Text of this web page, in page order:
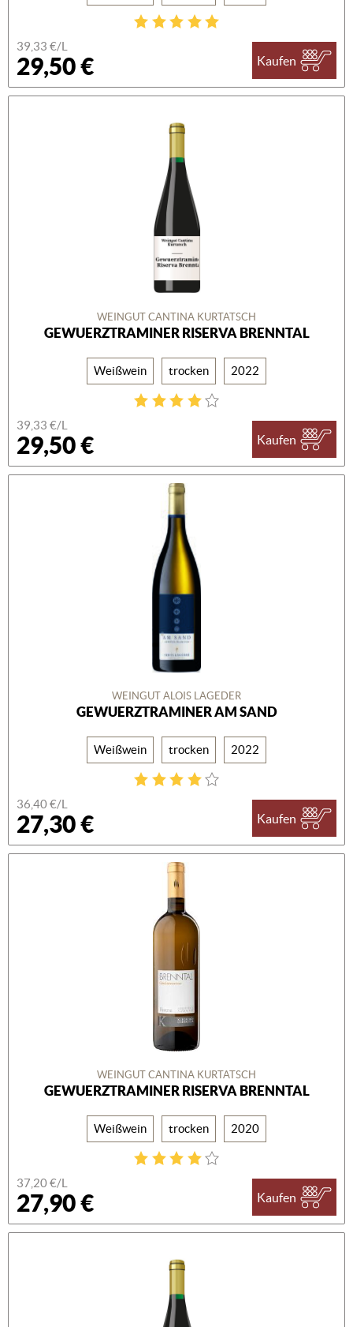
39,33 €/L
29,50 € Kaufen
WEINGUT CANTINA KURTATSCH
GEWUERZTRAMINER RISERVA BRENNTAL
Weißwein trocken 2022
39,33 €/L
29,50 € Kaufen
WEINGUT ALOIS LAGEDER
GEWUERZTRAMINER AM SAND
Weißwein trocken 2022
36,40 €/L
27,30 € Kaufen
WEINGUT CANTINA KURTATSCH
GEWUERZTRAMINER RISERVA BRENNTAL
Weißwein trocken 2020
37,20 €/L
27,90 € Kaufen